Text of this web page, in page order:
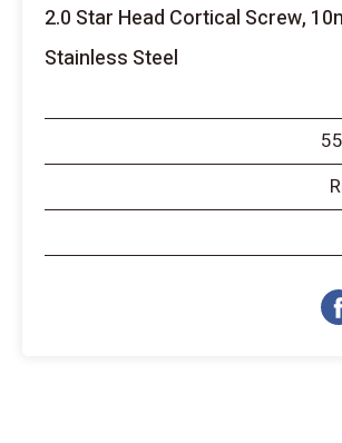
2.0 Star Head Cortical Screw,
Stainless Steel